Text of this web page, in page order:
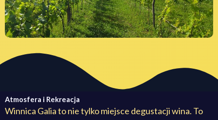
Atmosfera i Rekreacja
Winnica Galia to nie tylko miejsce degustacji wina. To